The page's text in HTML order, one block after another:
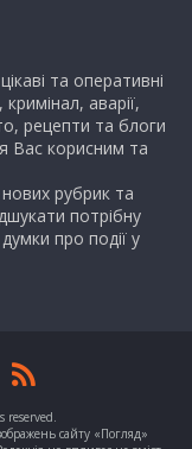
та оперативні
аварії,
рецепти та блоги
Вас корисним та
рубрик та
потрібну
про події у
reserved.
сайту «Погляд»